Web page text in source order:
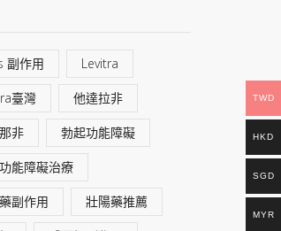
副作用 Levitra
臺灣 他達拉非
非 勃起功能障礙
能障礙治療
副作用 壯陽藥推薦
TWD
HKD
SGD
MYR